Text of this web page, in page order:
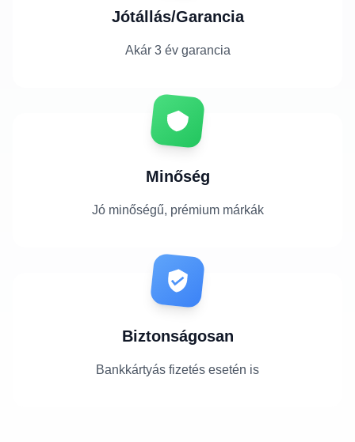
Jótállás/Garancia
Akár 3 év garancia
Minőség
Jó minőségű, prémium márkák
Biztonságosan
Bankkártyás fizetés esetén is